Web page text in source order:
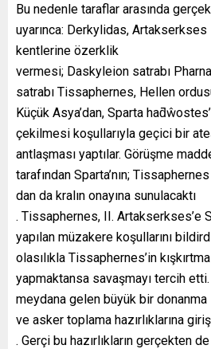
Bu nedenle taraflar arasında
uyarınca: Derkylidas, Artakserkses
kentlerine özerklik
vermesi; Daskyleion satrabı
satrabı Tissaphernes, Hellen
Küçük Asya’dan, Sparta
çekilmesi koşullarıyla geçici bir
antlaşması yaptılar. Görüşme
tarafından Sparta’nın; Tissaphernes
dan da kralın onayına sunulacaktı
. Tissaphernes, II. Artakserkses’e
yapılan müzakere koşullarını
olasılıkla Tissaphernes’in
yapmaktansa savaşmayı tercih
meydana gelen büyük bir donanma
ve asker toplama hazırlıklarına
. Gerçi bu hazırlıkların gerçekten